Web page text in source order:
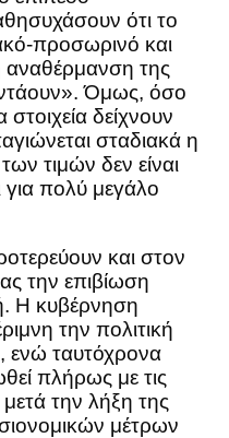
ότι το
προσωρινό και
αναθέρμανση της
Όμως, όσο
δείχνουν
σταδιακά η
τιμών δεν είναι
για πολύ μεγάλο
και στον
την επιβίωση
Η κυβέρνηση
την πολιτική
ταυτόχρονα
πλήρως με τις
την λήξη της
μέτρων